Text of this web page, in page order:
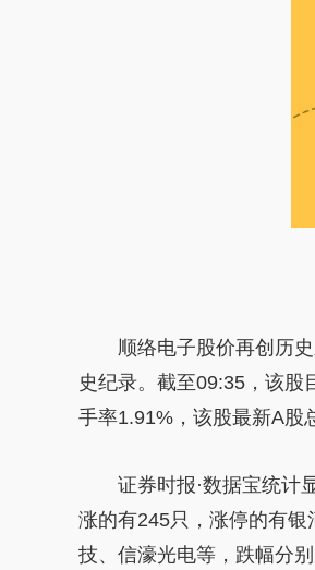
顺络电子股价再创历
史纪录。截至09:35，该股
手率1.91%，该股最新A股
证券时报·数据宝统计
涨的有245只，涨停的有
技、信濠光电等，跌幅分